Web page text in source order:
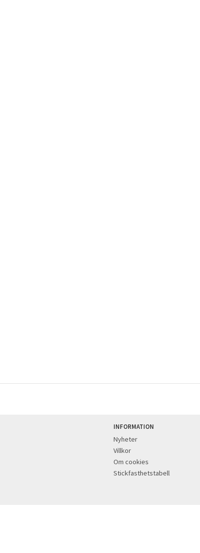
INFORMATION
Nyheter
Villkor
Om cookies
Stickfasthetstabell